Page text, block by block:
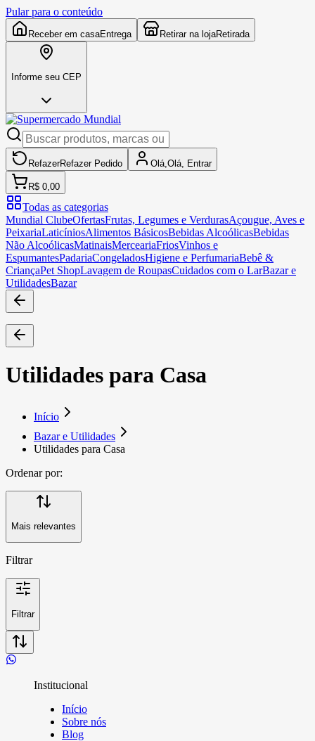
Pular para o conteúdo
Receber em casaEntrega Retirar na lojaRetirada
Informe seu CEP
RefazerRefazer Pedido Olá, Olá, Entrar
R$ 0,00
Todas as categorias
Mundial ClubeOfertasFrutas, Legumes e VerdurasAçougue, Aves e
PeixariaLaticíniosAlimentos BásicosBebidas AlcoólicasBebidas
Não AlcoólicasMatinaisMerceariaFriosVinhos e
EspumantesPadariaCongeladosHigiene e PerfumariaBebê &
CriançaPet ShopLavagem de RoupasCuidados com o LarBazar e
UtilidadesBazar
Utilidades para Casa
Início
Bazar e Utilidades
Utilidades para Casa
Ordenar por:
Mais relevantes
Filtrar
Filtrar
Institucional
Início
Sobre nós
Blog